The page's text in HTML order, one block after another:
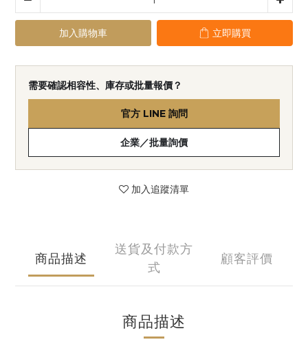
加入購物車 立即購買
需要確認相容性、庫存或批量報價？
官方 LINE 詢問
企業／批量詢價
加入追蹤清單
商品描述
送貨及付款方
式
顧客評價
商品描述